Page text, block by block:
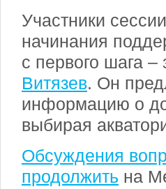
Участники
начинания
с первого шага
Витязев. Он
информацию о
выбирая
Обсуждения
продолжить на